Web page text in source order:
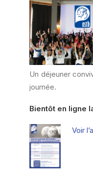
Un déjeuner
journée.
Bientôt en ligne
Voir